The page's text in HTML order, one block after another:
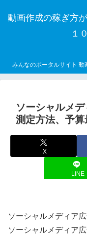
動画作成の稼ぎ方
１
みんなのポータルサイト
ソーシャルメ
測定方法、予算
X
LINE
ソーシャルメディア
ソーシャルメディア